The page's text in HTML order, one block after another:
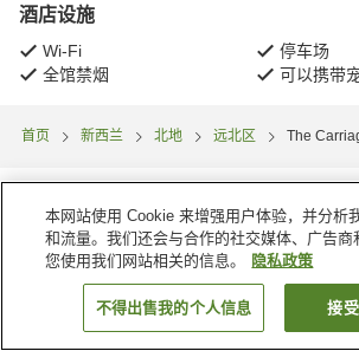
酒店设施
Wi-Fi
停车场
全馆禁烟
可以携带
首页 新西兰 北地 远北区 The
搜索客房
本网站使用 Cookie 来增强用户体验，并分析
和流量。我们还会与合作的社交媒体、广告商
您使用我们网站相关的信息。
隐私政策
不得出售我的个人信息 接